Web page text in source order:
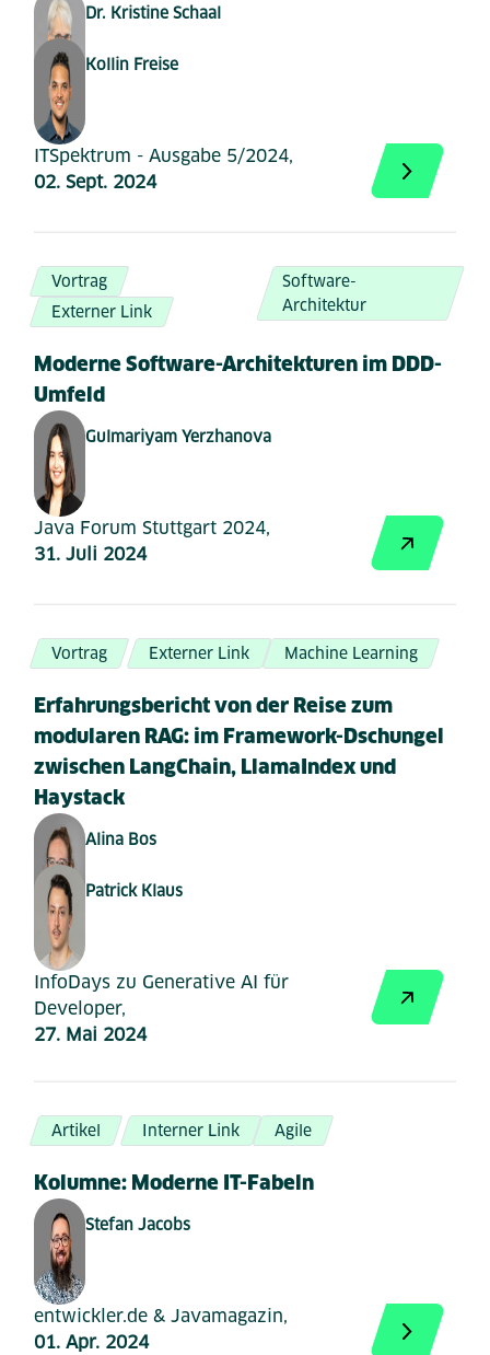
Dr. Kristine Schaal
Kollin Freise
ITSpektrum - Ausgabe 5/2024,
02. Sept. 2024
Vortrag
Externer Link
Software-
Architektur
Moderne Software-Architekturen im DDD-
Umfeld
Gulmariyam Yerzhanova
Java Forum Stuttgart 2024,
31. Juli 2024
Vortrag Externer Link Machine Learning
Erfahrungsbericht von der Reise zum
modularen RAG: im Framework-Dschungel
zwischen LangChain, LlamaIndex und
Haystack
Alina Bos
Patrick Klaus
InfoDays zu Generative AI für
Developer,
27. Mai 2024
Artikel Interner Link Agile
Kolumne: Moderne IT-Fabeln
Stefan Jacobs
entwickler.de & Javamagazin,
01. Apr. 2024